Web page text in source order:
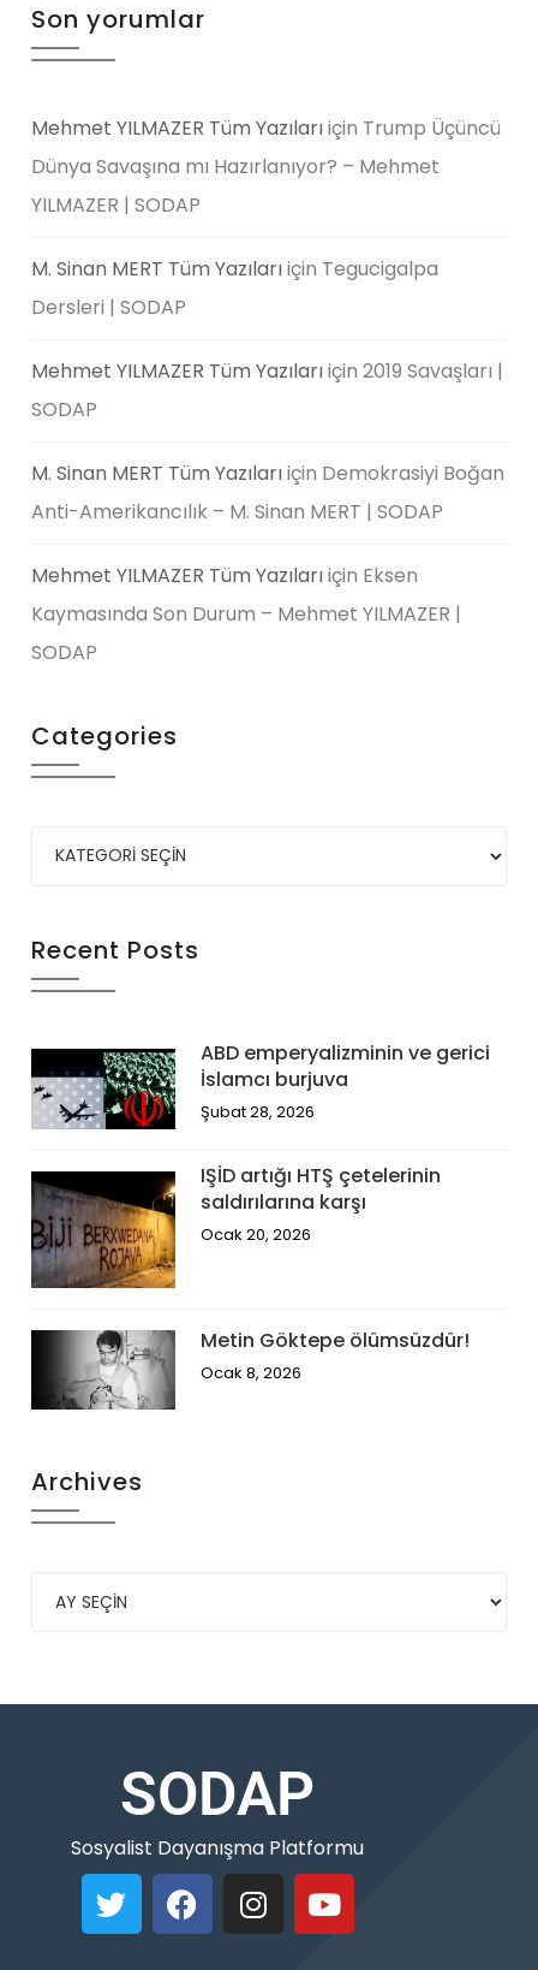
Son yorumlar
Mehmet YILMAZER Tüm Yazılarıiçin Trump Üçüncü
Dünya Savaşına mı Hazırlanıyor? – Mehmet
YILMAZER | SODAP
M. Sinan MERT Tüm Yazılarıiçin Tegucigalpa
Dersleri | SODAP
Mehmet YILMAZER Tüm Yazılarıiçin2019 Savaşları |
SODAP
M. Sinan MERT Tüm Yazılarıiçin Demokrasiyi Boğan
Anti-Amerikancılık – M. Sinan MERT | SODAP
Mehmet YILMAZER Tüm Yazılarıiçin Eksen
Kaymasında Son Durum – Mehmet YILMAZER |
SODAP
Categories
Recent Posts
ABD emperyalizminin ve gerici
İslamcı burjuva
Şubat 28, 2026
IŞİD artığı HTŞ çetelerinin
saldırılarına karşı
Ocak 20, 2026
Metin Göktepe ölümsüzdür!
Ocak 8, 2026
Archives
SODAP
Sosyalist Dayanışma Platformu